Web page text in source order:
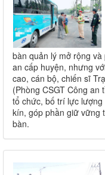
bàn quản lý mở rộng
an cấp huyện, nhưng
cao, cán bộ, chiến sĩ
(Phòng CSGT Công
tổ chức, bố trí lực
kín, góp phần giữ vững
bàn.